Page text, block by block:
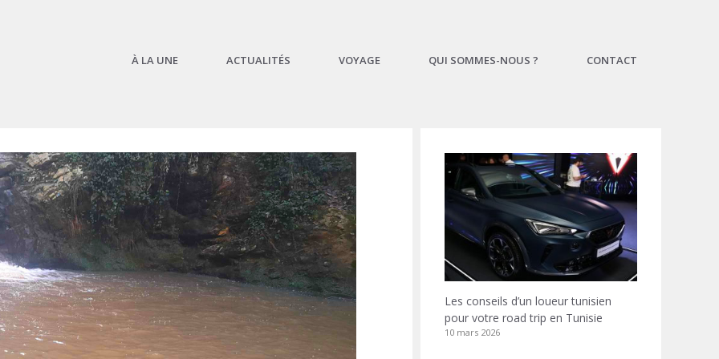
À LA UNE ACTUALITÉS VOYAGE QUI SOMMES-NOUS ? CONTACT
Les conseils d’un loueur tunisien
pour votre road trip en Tunisie
10 mars 2026